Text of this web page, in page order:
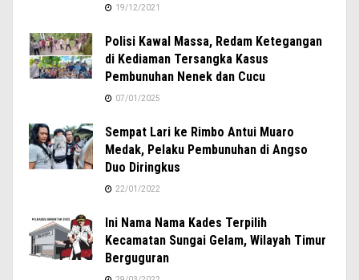
19/12/2021
Polisi Kawal Massa, Redam Ketegangan
di Kediaman Tersangka Kasus
Pembunuhan Nenek dan Cucu
07/01/2025
Sempat Lari ke Rimbo Antui Muaro
Medak, Pelaku Pembunuhan di Angso
Duo Diringkus
22/01/2022
Ini Nama Nama Kades Terpilih
Kecamatan Sungai Gelam, Wilayah Timur
Berguguran